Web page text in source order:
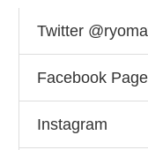
Twitter
Facebook Page
Instagram